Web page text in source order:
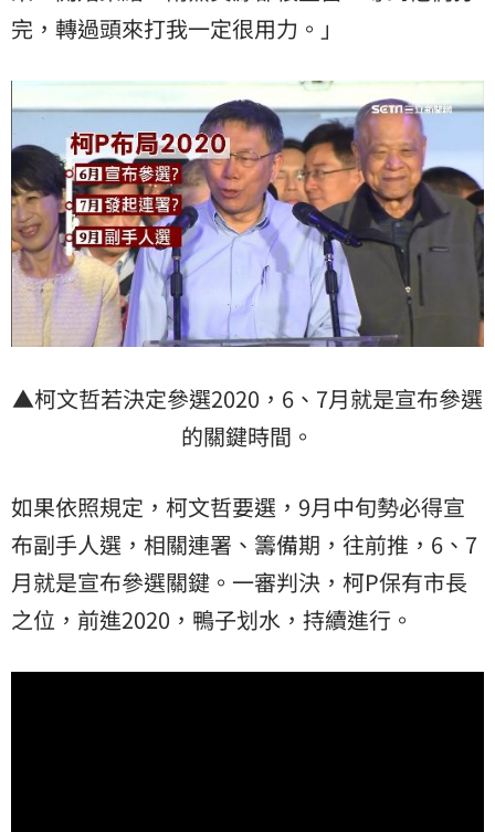
完，轉過頭來打我一定很用力。」
▲柯文哲若決定參選2020，6、7月就是宣布參選
的關鍵時間。
如果依照規定，柯文哲要選，9月中旬勢必得宣
布副手人選，相關連署、籌備期，往前推，6、7
月就是宣布參選關鍵。一審判決，柯P保有市長
之位，前進2020，鴨子划水，持續進行。